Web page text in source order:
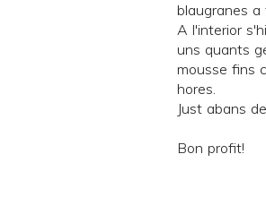
blaugranes
A l'interior
uns quants
mousse fins
hores.
Just abans
Bon profit!